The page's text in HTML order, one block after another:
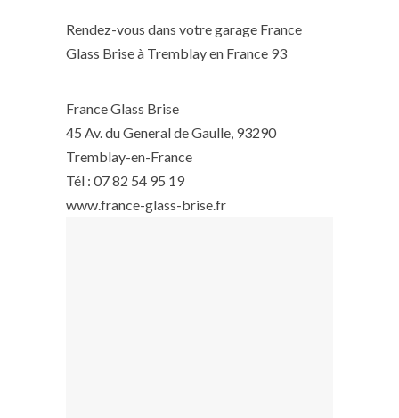
Rendez-vous dans votre garage France
Glass Brise à Tremblay en France 93
France Glass Brise
45 Av. du General de Gaulle, 93290
Tremblay-en-France
Tél : 07 82 54 95 19
www.france-glass-brise.fr